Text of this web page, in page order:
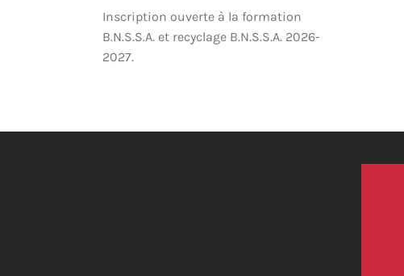
Inscription ouverte à la formation
B.N.S.S.A. et recyclage B.N.S.S.A. 2026-
2027.